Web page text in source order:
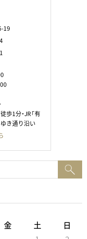
19
歩1分・JR「有
き通り沿い
金 土
日